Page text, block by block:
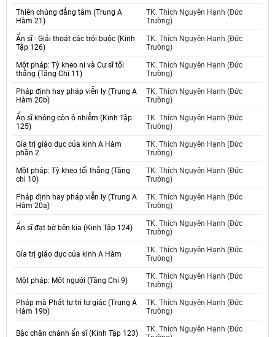
Thiên chúng đẳng tâm (Trung A
Hàm 21)
TK. Thích Nguyên Hạnh (Đức
Trường)
Ẩn sĩ - Giải thoát các trói buộc (Kinh
Tập 126)
TK. Thích Nguyên Hạnh (Đức
Trường)
Một pháp: Tỳ kheo ni và Cư sĩ tối
thắng (Tăng Chi 11)
TK. Thích Nguyên Hạnh (Đức
Trường)
Pháp định hay pháp viễn ly (Trung A
Hàm 20b)
TK. Thích Nguyên Hạnh (Đức
Trường)
Ẩn sĩ không còn ô nhiễm (Kinh Tập
125)
TK. Thích Nguyên Hạnh (Đức
Trường)
Gía trị giáo dục của kinh A Hàm
phần 2
TK. Thích Nguyên Hạnh (Đức
Trường)
Một pháp: Tỳ kheo tối thắng (Tăng
chi 10)
TK. Thích Nguyên Hạnh (Đức
Trường)
Pháp định hay pháp viễn ly (Trung A
Hàm 20a)
TK. Thích Nguyên Hạnh (Đức
Trường)
Ẩn sĩ đạt bờ bên kia (Kinh Tập 124)
TK. Thích Nguyên Hạnh (Đức
Trường)
Gía trị giáo dục của kinh A Hàm
TK. Thích Nguyên Hạnh (Đức
Trường)
Một pháp: Một ngưới (Tăng Chi 9)
TK. Thích Nguyên Hạnh (Đức
Trường)
Pháp mà Phật tự tri tự giác (Trung A
Hàm 19b)
TK. Thích Nguyên Hạnh (Đức
Trường)
Bậc chân chánh ẩn sĩ (Kinh Tập 123)
TK. Thích Nguyên Hạnh (Đức